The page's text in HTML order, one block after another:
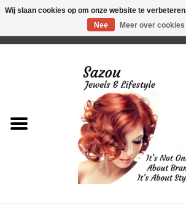
Just for Him
Wij slaan cookies op om onze website te
Nee
Meer over cookies